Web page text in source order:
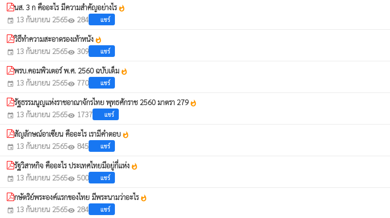
นส. 3 ก คืออะไร มีความสำคัญอย่างไรwhatshot
event 13 กันยายน 2565visibility 284 แชร์
วิธีทำความสะอาดรองเท้าหนัง whatshot
event 13 กันยายน 2565visibility 309 แชร์
พรบ.คอมพิวเตอร์ พ.ศ. 2560 ฉบับเต็ม whatshot
event 13 กันยายน 2565visibility 770 แชร์
รัฐธรรมนูญแห่งราชอาณาจักรไทย พุทธศักราช 2560 มาตรา 279whatshot
event 13 กันยายน 2565visibility 1737 แชร์
สัญลักษณ์อาเซียน คืออะไร เรามีคำตอบ whatshot
event 13 กันยายน 2565visibility 845 แชร์
รัฐวิสาหกิจ คืออะไร ประเทศไทยมีอยู่กี่แห่ง whatshot
event 13 กันยายน 2565visibility 500 แชร์
กษัตริย์พระองค์แรกของไทย มีพระนามว่าอะไรwhatshot
event 13 กันยายน 2565visibility 284 แชร์